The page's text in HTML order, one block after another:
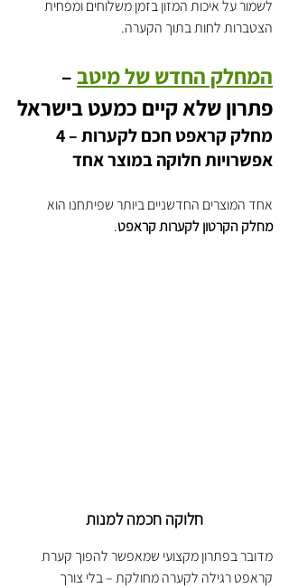
לשמור על איכות המזון בזמן משלוחים ומפחית
הצטברות לחות בתוך הקערה.
המחלק החדש של מיטב –
פתרון שלא קיים כמעט בישראל
אפשרויות חלוקה במוצר אחד
אחד המוצרים החדשניים ביותר שפיתחנו הוא
מחלק הקרטון לקערות קראפט.
חלוקה חכמה למנות
מדובר בפתרון מקצועי שמאפשר להפוך קערת
קראפט רגילה לקערה מחולקת – בלי צורך